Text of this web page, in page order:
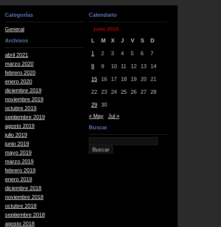
Categorías
General
Archivos
abril 2021
marzo 2020
febrero 2020
enero 2020
diciembre 2019
noviembre 2019
octubre 2019
septiembre 2019
agosto 2019
julio 2019
junio 2019
mayo 2019
marzo 2019
febrero 2019
enero 2019
diciembre 2018
noviembre 2018
octubre 2018
septiembre 2018
agosto 2018
Calendario
junio 2015
L M X J V S D
1 2 3 4 5 6 7
8 9 10 11 12 13 14
15 16 17 18 19 20 21
22 23 24 25 26 27 28
29
30
« May
Jul »
Buscar